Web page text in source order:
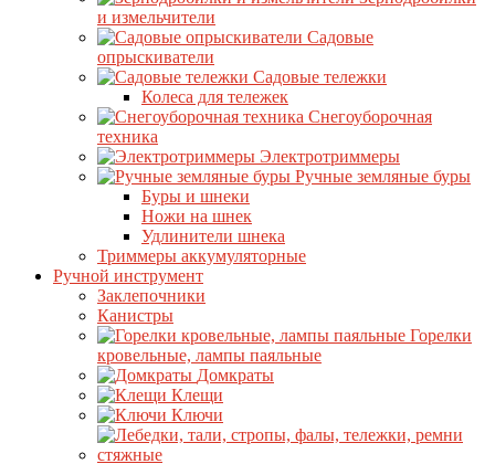
и измельчители
Садовые
опрыскиватели
Садовые тележки
Колеса для тележек
Снегоуборочная
техника
Электротриммеры
Ручные земляные буры
Буры и шнеки
Ножи на шнек
Удлинители шнека
Триммеры аккумуляторные
Ручной инструмент
Заклепочники
Канистры
Горелки
кровельные, лампы паяльные
Домкраты
Клещи
Ключи